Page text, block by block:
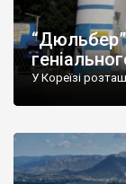
У Кореїзі